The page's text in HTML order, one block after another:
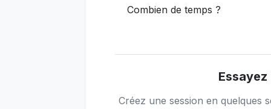
Combien de temps ?
Créez une session en quelques